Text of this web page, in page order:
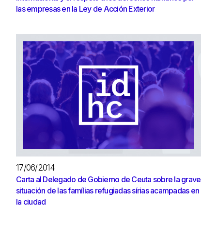
las empresas en la Ley de Acción Exterior
17/06/2014
Carta al Delegado de Gobierno de Ceuta sobre la grave
situación de las famílias refugiadas sírias acampadas en
la ciudad